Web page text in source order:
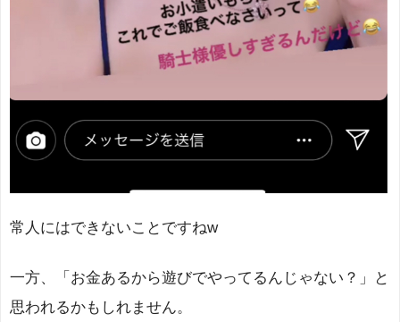
常人にはできないことですねw
一方、「お金あるから遊びでやってるんじゃない？」と
思われるかもしれません。